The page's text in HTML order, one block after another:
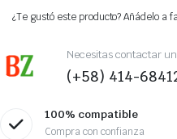
¿Te gustó este producto? Añádelo a
Necesitas contactar un
(+58) 414-
100% compatible
Compra con confianza